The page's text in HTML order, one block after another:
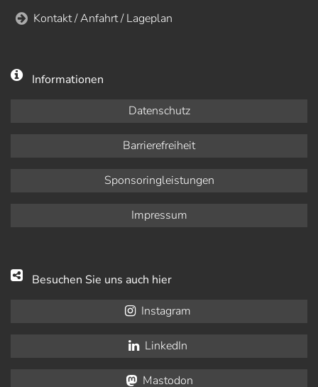
Kontakt / Anfahrt / Lageplan
Informationen
Datenschutz
Barrierefreiheit
Sponsoringleistungen
Impressum
Besuchen Sie uns auch hier
Instagram
LinkedIn
Mastodon